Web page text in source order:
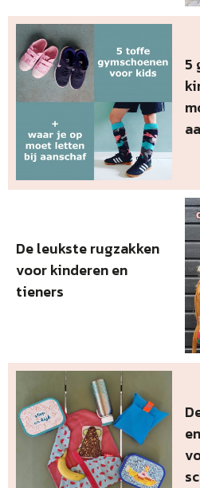
5
De leukste rugzakken
voor kinderen en
tieners